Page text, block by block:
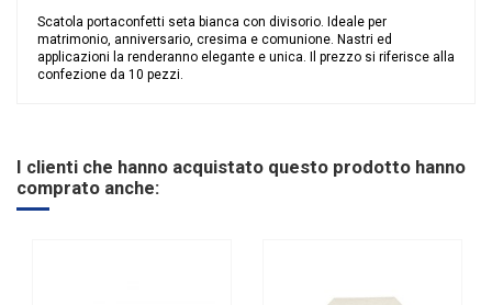
Scatola portaconfetti seta bianca con divisorio. Ideale per
matrimonio, anniversario, cresima e comunione. Nastri ed
applicazioni la renderanno elegante e unica. Il prezzo si riferisce alla
confezione da 10 pezzi.
I clienti che hanno acquistato questo prodotto hanno
comprato anche: